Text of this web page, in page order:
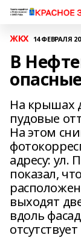
ЖКХ 14 ФЕВРАЛЯ
В
На крышах
пудовые
На этом
адресу: ул.
показал,
выходят
вдоль